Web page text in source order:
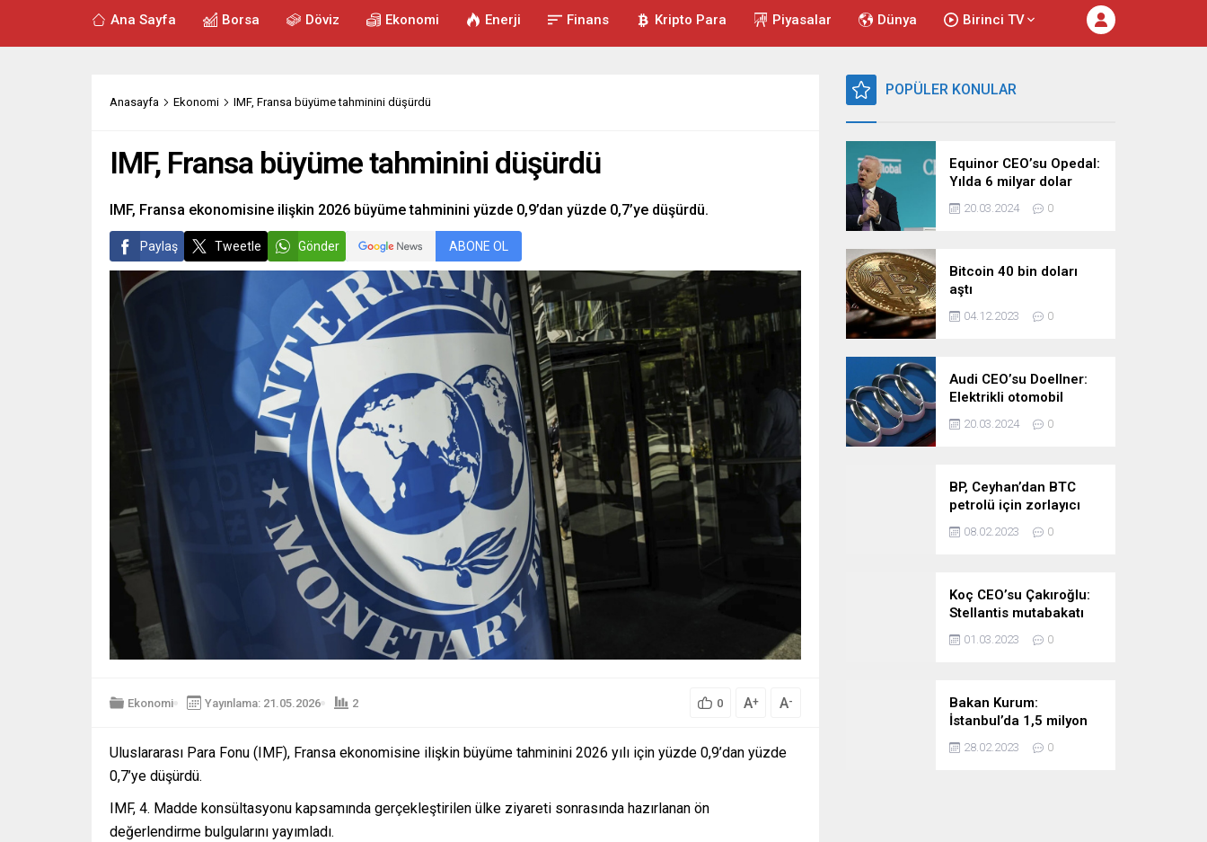
Ana Sayfa Borsa Döviz Ekonomi Enerji Finans Kripto Para Piyasalar Dünya Birinci TV
Anasayfa Ekonomi IMF, Fransa büyüme tahminini düşürdü
IMF, Fransa büyüme tahminini düşürdü
IMF, Fransa ekonomisine ilişkin 2026 büyüme tahminini yüzde 0,9’dan yüzde 0,7’ye düşürdü.
Paylaş Tweetle Gönder ABONE OL
Ekonomi Yayınlama: 21.05.2026 2 0 A+ A-
Uluslararası Para Fonu (IMF), Fransa ekonomisine ilişkin büyüme tahminini 2026 yılı için yüzde 0,9’dan yüzde
0,7’ye düşürdü.
IMF, 4. Madde konsültasyonu kapsamında gerçekleştirilen ülke ziyareti sonrasında hazırlanan ön
değerlendirme bulgularını yayımladı.
POPÜLER KONULAR
Equinor CEO’su Opedal:
Yılda 6 milyar dolar
harcıyoruz
20.03.2024 0
Bitcoin 40 bin doları
aştı
04.12.2023 0
Audi CEO’su Doellner:
Elektrikli otomobil
stratejimize sadık
kalacağız
20.03.2024 0
BP, Ceyhan’dan BTC
petrolü için zorlayıcı
sebep ilan etti
08.02.2023 0
Koç CEO’su Çakıroğlu:
Stellantis mutabakatı
Tofaş’ı kıymetli bir
noktaya taşıyor
01.03.2023 0
Bakan Kurum:
İstanbul’da 1,5 milyon
riskli konutu
taşıyacağız
28.02.2023 0